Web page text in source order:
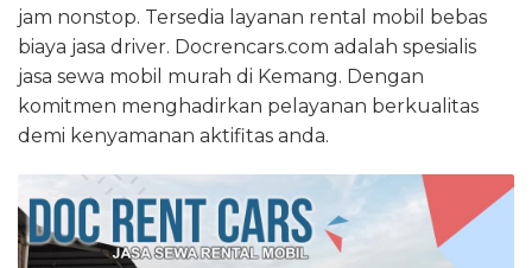
jam nonstop. Tersedia layanan rental mobil bebas
biaya jasa driver. Docrencars.com adalah spesialis
jasa sewa mobil murah di Kemang. Dengan
komitmen menghadirkan pelayanan berkualitas
demi kenyamanan aktifitas anda.